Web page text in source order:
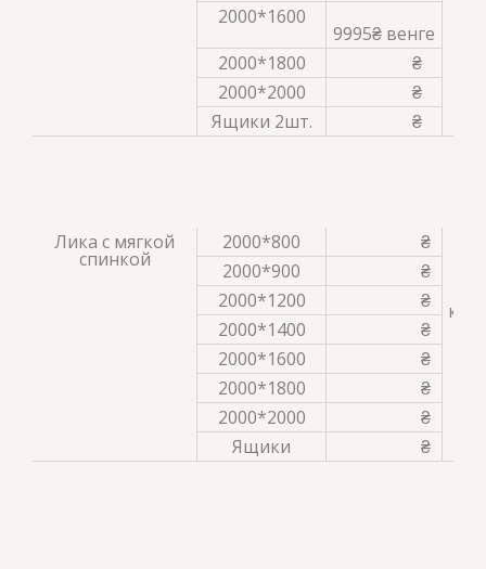
2000*1600
9995₴ венге
2000*1800
₴
2000*2000
₴
Ящики 2шт.
₴
Лика с мягкой
спинкой
2000*800 ₴
2000*900
₴
2000*1200
₴
2000*1400
₴
2000*1600
₴
2000*1800
₴
2000*2000
₴
Ящики
₴